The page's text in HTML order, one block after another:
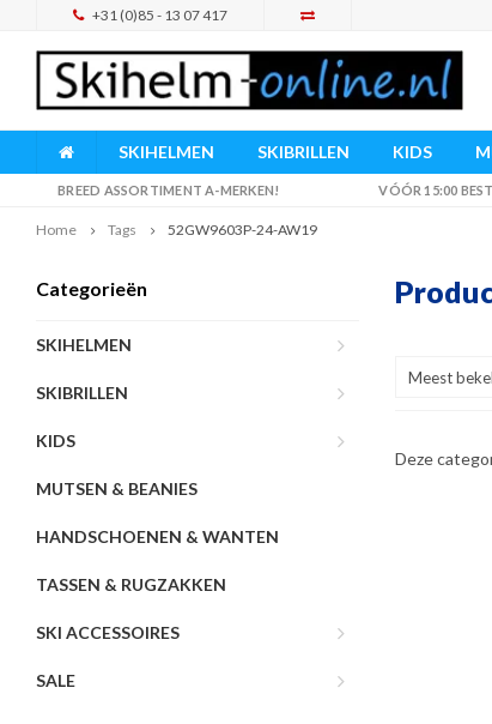
+31 (0)85 - 13 07 417
SKIHELMEN SKIBRILLEN KIDS
BREED ASSORTIMENT A-MERKEN! VÓÓR 15:00
Home Tags 52GW9603P-24-AW19
Categorieën
SKIHELMEN
SKIBRILLEN
KIDS
MUTSEN & BEANIES
HANDSCHOENEN & WANTEN
TASSEN & RUGZAKKEN
SKI ACCESSOIRES
SALE
Meest
Deze